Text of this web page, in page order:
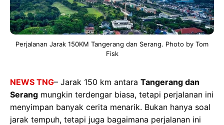
Perjalanan Jarak 150KM Tangerang dan Serang. Photo by Tom
Fisk
NEWS TNG– Jarak 150 km antara Tangerang dan
Serang mungkin terdengar biasa, tetapi perjalanan ini
menyimpan banyak cerita menarik. Bukan hanya soal
jarak tempuh, tetapi juga bagaimana perjalanan ini